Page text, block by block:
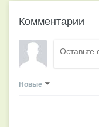
Комментарии
Новые